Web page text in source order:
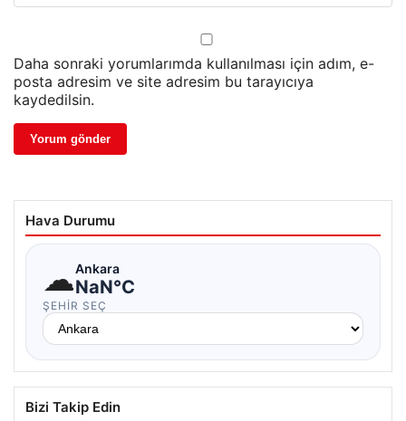
Daha sonraki yorumlarımda kullanılması için adım, e-
posta adresim ve site adresim bu tarayıcıya
kaydedilsin.
Hava Durumu
☁Ankara
NaN°C
ŞEHIR SEÇ
Bizi Takip Edin